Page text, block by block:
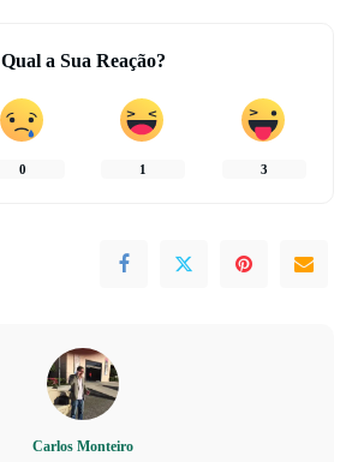
Qual a Sua Reação?
0 1 3
Carlos Monteiro